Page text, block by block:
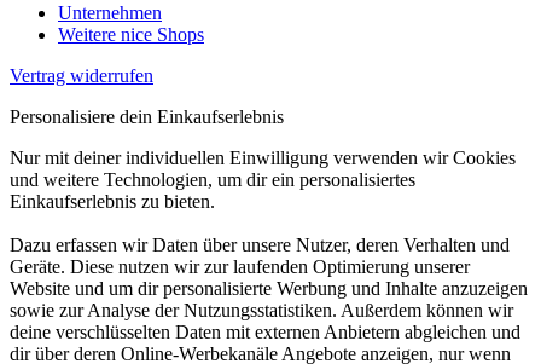
Unternehmen
Weitere nice Shops
Vertrag widerrufen
Personalisiere dein Einkaufserlebnis
Nur mit deiner individuellen Einwilligung verwenden wir Cookies
und weitere Technologien, um dir ein personalisiertes
Einkaufserlebnis zu bieten.
Dazu erfassen wir Daten über unsere Nutzer, deren Verhalten und
Geräte. Diese nutzen wir zur laufenden Optimierung unserer
Website und um dir personalisierte Werbung und Inhalte anzuzeigen
sowie zur Analyse der Nutzungsstatistiken. Außerdem können wir
deine verschlüsselten Daten mit externen Anbietern abgleichen und
dir über deren Online-Werbekanäle Angebote anzeigen, nur wenn